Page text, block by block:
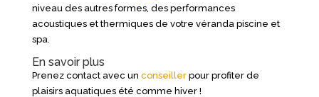
niveau des autres formes, des performances
acoustiques et thermiques de votre véranda piscine et
spa.
En savoir plus
Prenez contact avec un conseillerpour profiter de
plaisirs aquatiques été comme hiver !